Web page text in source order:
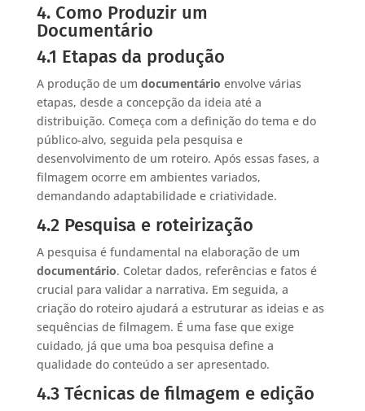
4. Como Produzir um
Documentário
4.1 Etapas da produção
A produção de um documentário envolve várias
etapas, desde a concepção da ideia até a
distribuição. Começa com a definição do tema e do
público-alvo, seguida pela pesquisa e
desenvolvimento de um roteiro. Após essas fases, a
filmagem ocorre em ambientes variados,
demandando adaptabilidade e criatividade.
4.2 Pesquisa e roteirização
A pesquisa é fundamental na elaboração de um
documentário. Coletar dados, referências e fatos é
crucial para validar a narrativa. Em seguida, a
criação do roteiro ajudará a estruturar as ideias e as
sequências de filmagem. É uma fase que exige
cuidado, já que uma boa pesquisa define a
qualidade do conteúdo a ser apresentado.
4.3 Técnicas de filmagem e edição